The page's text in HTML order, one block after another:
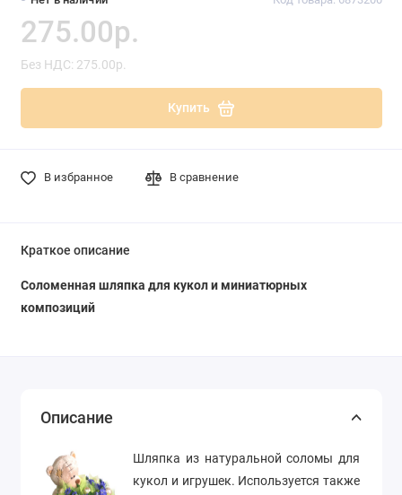
275.00р.
Без НДС: 275.00р.
Купить
В избранное В сравнение
Краткое описание
Соломенная шляпка для кукол и миниатюрных
композиций
Описание
Шляпка из натуральной соломы для
кукол и игрушек. Используется также